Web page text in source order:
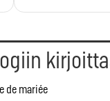
de mariée